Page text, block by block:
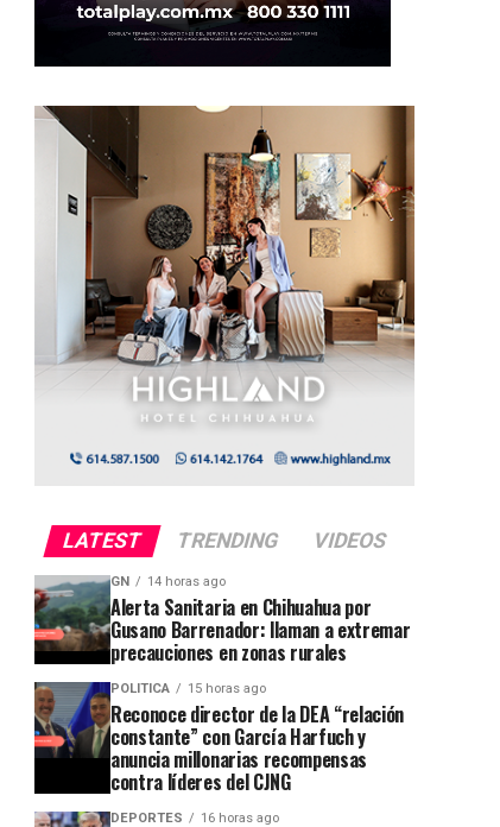
LATEST TRENDING VIDEOS
GN 14 horas ago
Alerta Sanitaria en Chihuahua por
Gusano Barrenador: llaman a extremar
precauciones en zonas rurales
POLITICA 15 horas ago
Reconoce director de la DEA “relación
constante” con García Harfuch y
anuncia millonarias recompensas
contra líderes del CJNG
DEPORTES 16 horas ago